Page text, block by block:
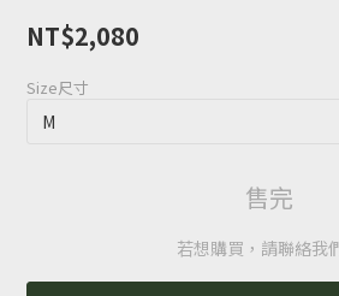
NT$2,080
Size尺寸
售完
若想購買，請聯絡我